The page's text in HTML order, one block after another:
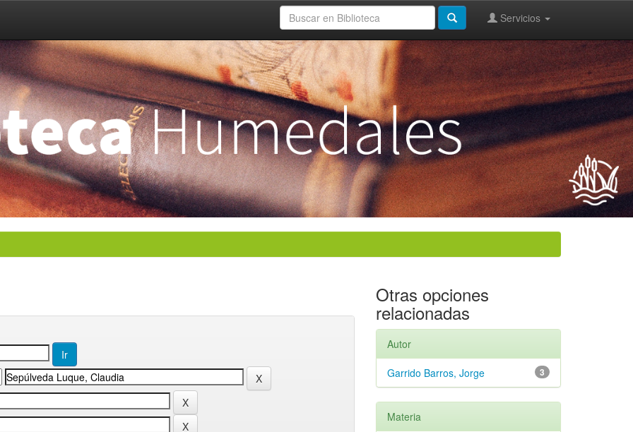
Servicios
Otras opciones
relacionadas
Autor
3
Garrido Barros, Jorge
Materia